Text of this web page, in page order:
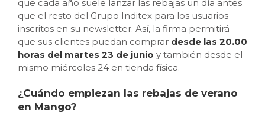
que cada año suele lanzar las rebajas un día antes
que el resto del Grupo Inditex para los usuarios
inscritos en su newsletter. Así, la firma permitirá
que sus clientes puedan comprar desde las 20.00
horas del martes 23 de junio y también desde el
mismo miércoles 24 en tienda física.
¿Cuándo empiezan las rebajas de verano
en Mango?